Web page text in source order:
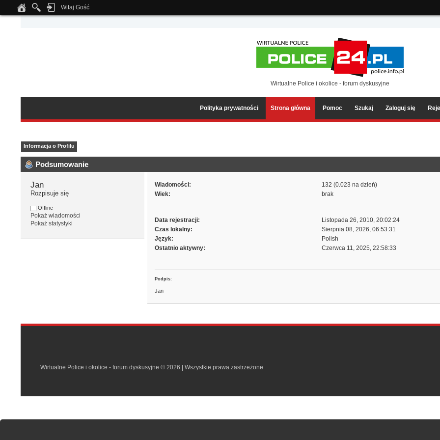
Notice: Undefined index: tapatalk_body_hook in
Witaj Gość
Wirtualne Police i okolice - forum dyskusyjne
Polityka prywatności Strona główna Pomoc Szukaj Zaloguj się
Informacja o Profilu
Podsumowanie
Jan
Rozpisuje się
Offline
Pokaż wiadomości
Pokaż statystyki
Wiadomości:
132 (0.023 na dzień)
Wiek:
brak
Data rejestracji:
Listopada 26, 2010, 20:02:24
Czas lokalny:
Sierpnia 08, 2026, 06:53:31
Język:
Polish
Ostatnio aktywny:
Czerwca 11, 2025, 22:58:33
Podpis:
Jan
Wirtualne Police i okolice - forum dyskusyjne © 2026 | Wszystkie prawa zastrzeżone